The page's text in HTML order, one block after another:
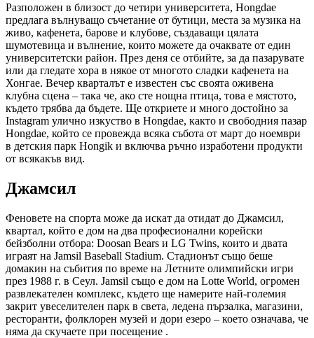
Разположен в близост до четири университета, Hongdae
предлага вълнуващо съчетание от бутици, места за музика на
живо, кафенета, барове и клубове, създаващи цялата
шумотевица и вълнение, които можете да очаквате от един
университетски район. През деня се отбийте, за да пазарувате
или да гледате хора в някое от многото сладки кафенета на
Хонгае. Вечер кварталът е известен със своята оживена
клубна сцена – така че, ако сте нощна птица, това е мястото,
където трябва да бъдете. Ще откриете и много достойно за
Instagram улично изкуство в Hongdae, както и свободния пазар
Hongdae, който се провежда всяка събота от март до ноември
в детския парк Hongik и включва ръчно изработени продукти
от всякакъв вид.
Джамсил
Феновете на спорта може да искат да отидат до Джамсил,
квартал, който е дом на два професионални корейски
бейзболни отбора: Doosan Bears и LG Twins, които и двата
играят на Jamsil Baseball Stadium. Стадионът също беше
домакин на събития по време на Летните олимпийски игри
през 1988 г. в Сеул. Jamsil също е дом на Lotte World, огромен
развлекателен комплекс, където ще намерите най-големия
закрит увеселителен парк в света, ледена пързалка, магазини,
ресторанти, фолклорен музей и дори езеро – което означава, че
няма да скучаете при посещение .